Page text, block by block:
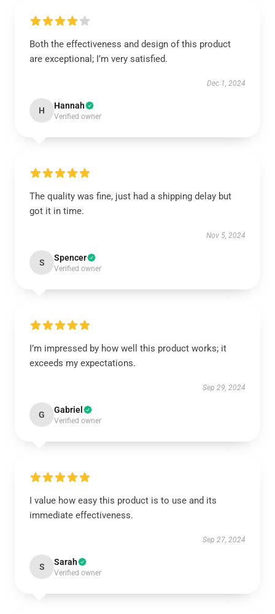
Both the effectiveness and design of this product
are exceptional; I’m very satisfied.
Dec 1, 2024
H Hannah
Verified owner
The quality was fine, just had a shipping delay but
got it in time.
Nov 5, 2024
S Spencer
Verified owner
I’m impressed by how well this product works; it
exceeds my expectations.
Sep 29, 2024
G Gabriel
Verified owner
I value how easy this product is to use and its
immediate effectiveness.
Sep 27, 2024
S Sarah
Verified owner